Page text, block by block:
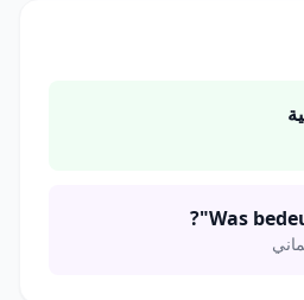
Was